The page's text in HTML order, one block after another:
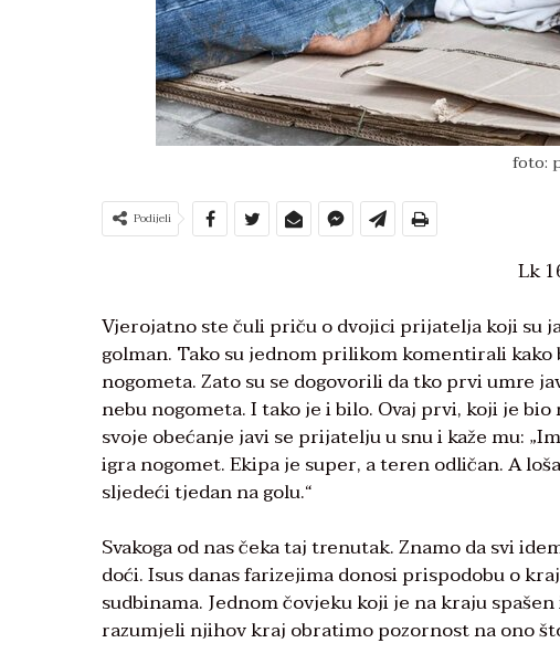
foto:
Podijeli
Lk
Vjerojatno ste čuli priču o dvojici prijatelja koji su
golman. Tako su jednom prilikom komentirali
nogometa. Zato su se dogovorili da tko prvi umre
nebu nogometa. I tako je i bilo. Ovaj prvi, koji je
svoje obećanje javi se prijatelju u snu i kaže mu:
igra nogomet. Ekipa je super, a teren odličan. A
sljedeći tjedan na golu.“
Svakoga od nas čeka taj trenutak. Znamo da svi
doći. Isus danas farizejima donosi prispodobu o
sudbinama. Jednom čovjeku koji je na kraju
razumjeli njihov kraj obratimo pozornost na ono